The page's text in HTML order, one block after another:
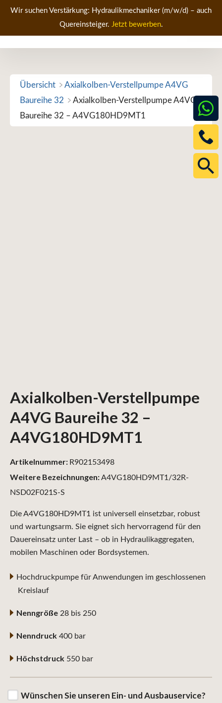
Zum
springen
Wir suchen Verstärkung: Hydraulikmechaniker (m/w/d) – auch
Quereinsteiger. Jetzt bewerben.
Übersicht
Axialkolben-Verstellpumpe A4VG
Baureihe 32
Axialkolben-Verstellpumpe A4VG
Baureihe 32 – A4VG180HD9MT1
Axialkolben-Verstellpumpe
A4VG Baureihe 32 –
A4VG180HD9MT1
Die A4VG180HD9MT1 ist universell einsetzbar, robust
und wartungsarm. Sie eignet sich hervorragend für den
Dauereinsatz unter Last – ob in Hydraulikaggregaten,
mobilen Maschinen oder Bordsystemen.
Hochdruckpumpe für Anwendungen im geschlossenen
Kreislauf
Nenngröße 28 bis 250
Nenndruck 400 bar
Höchstdruck 550 bar
Wünschen Sie unseren Ein- und Ausbauservice?
Weitere Bezeichnungen:A4VG180HD9MT1/32R-
NSD02F021S-S
Artikelnummer: R902153498